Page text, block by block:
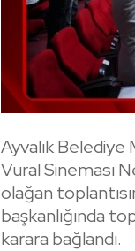
Ayvalık
Vural Sineması
olağan
başkanlığında
karara bağlandı.